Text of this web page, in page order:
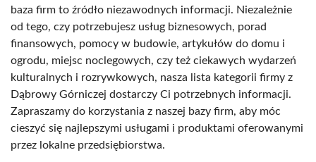
baza firm to źródło niezawodnych informacji. Niezależnie
od tego, czy potrzebujesz usług biznesowych, porad
finansowych, pomocy w budowie, artykułów do domu i
ogrodu, miejsc noclegowych, czy też ciekawych wydarzeń
kulturalnych i rozrywkowych, nasza lista kategorii firmy z
Dąbrowy Górniczej dostarczy Ci potrzebnych informacji.
Zapraszamy do korzystania z naszej bazy firm, aby móc
cieszyć się najlepszymi usługami i produktami oferowanymi
przez lokalne przedsiębiorstwa.